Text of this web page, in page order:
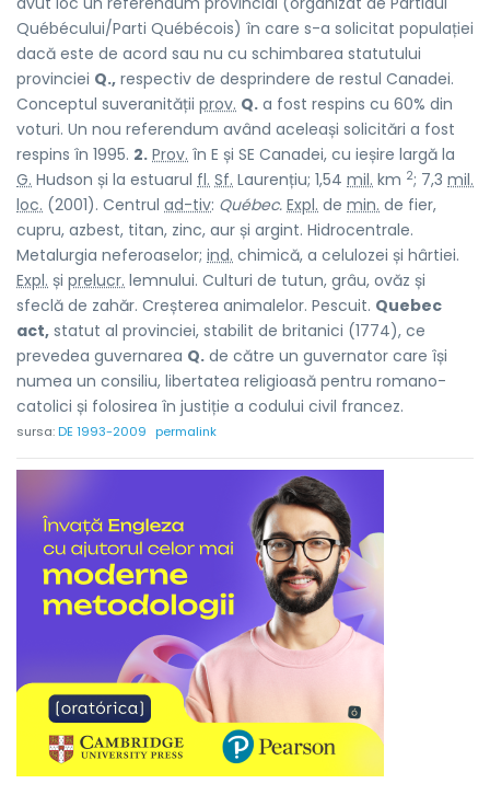
Québécului/Parti Québécois) în care s-a solicitat populației
dacă este de acord sau nu cu schimbarea statutului
provinciei Q., respectiv de desprindere de restul Canadei.
Conceptul suveranității prov. Q. a fost respins cu 60% din
voturi. Un nou referendum având aceleași solicitări a fost
respins în 1995. 2. Prov. în E și SE Canadei, cu ieșire largă la
G. Hudson și la estuarul fl. Sf. Laurențiu; 1,54 mil. km 2; 7,3 mil.
loc. (2001). Centrul ad-tiv: Québec. Expl. de min. de fier,
cupru, azbest, titan, zinc, aur și argint. Hidrocentrale.
Metalurgia neferoaselor; ind. chimică, a celulozei și hârtiei.
Expl. și prelucr. lemnului. Culturi de tutun, grâu, ovăz și
sfeclă de zahăr. Creșterea animalelor. Pescuit. Quebec
act, statut al provinciei, stabilit de britanici (1774), ce
prevedea guvernarea Q. de către un guvernator care își
numea un consiliu, libertatea religioasă pentru romano-
catolici și folosirea în justiție a codului civil francez.
sursa:DE 1993-2009 permalink